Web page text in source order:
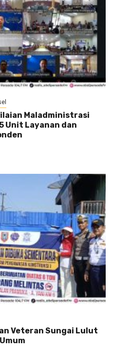
Maladministrasi
Unit Layanan dan
Veteran Sungai Lulut